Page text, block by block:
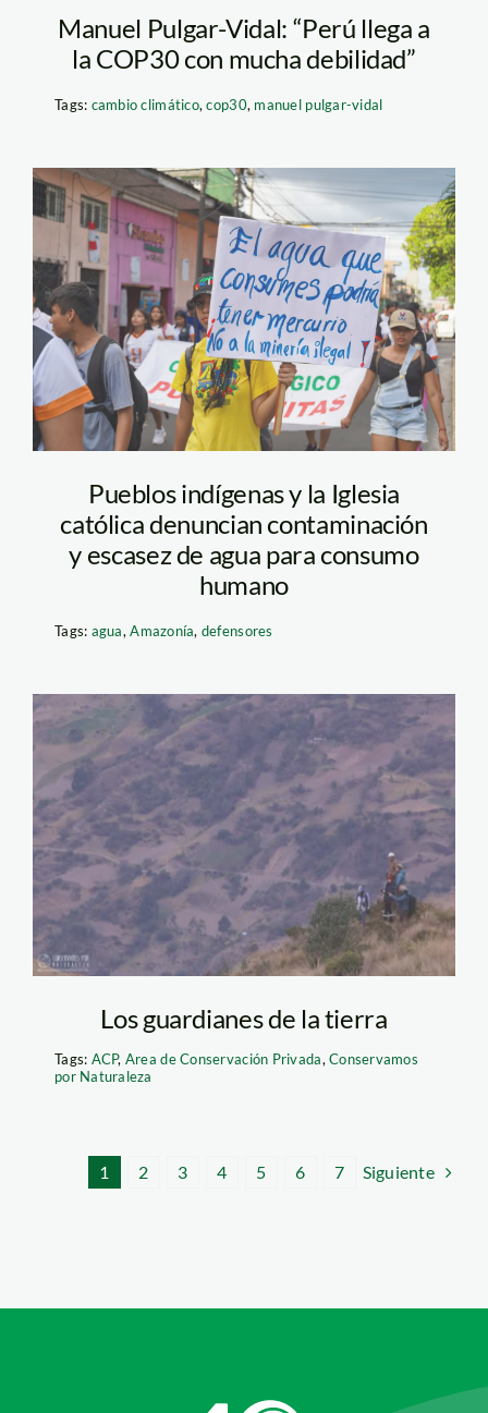
Manuel Pulgar-Vidal: “Perú llega a
la COP30 con mucha debilidad”
Tags: cambio climático,cop30, manuel pulgar-vidal
marcha en iquitos por
el Nanay_Angela
Rodriguez (14)
Pueblos indígenas y la Iglesia
católica denuncian contaminación
y escasez de agua para consumo
humano
Tags: agua,Amazonía, defensores
area de Conservacion
Privada-acp.Bosque
de Pumataki –
conservamos por
naturaleza
Los guardianes de la tierra
Tags: ACP, Area de Conservación Privada,Conservamos
por Naturaleza
1 2 3 4 5 6 7 Siguiente